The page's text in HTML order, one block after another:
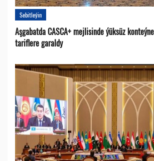
Sebitleýin
Aşgabatda CASCA+ mejlisinde ýüksüz
tariflere garaldy